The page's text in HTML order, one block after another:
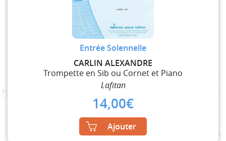
Entrée Solennelle
CARLIN ALEXANDRE
Trompette en Sib ou Cornet et Piano
Lafitan
14,00€
Ajouter